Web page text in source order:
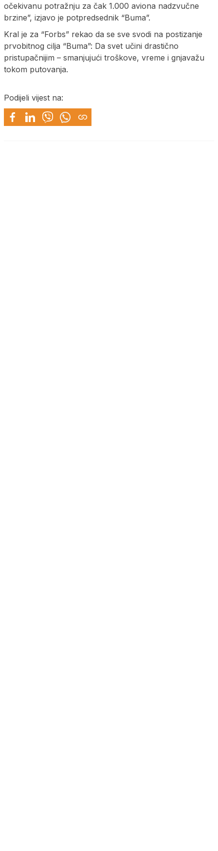
očekivanu potražnju za čak 1.000 aviona nadzvučne
brzine”, izjavo je potpredsednik “Buma”.
Kral je za “Forbs” rekao da se sve svodi na postizanje
prvobitnog cilja “Buma”: Da svet učini drastično
pristupačnijim – smanjujući troškove, vreme i gnjavažu
tokom putovanja.
Podijeli vijest na: